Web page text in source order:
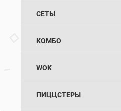
СЕТЫ
КОМБО
WOK
ПИЦЦСТЕРЫ